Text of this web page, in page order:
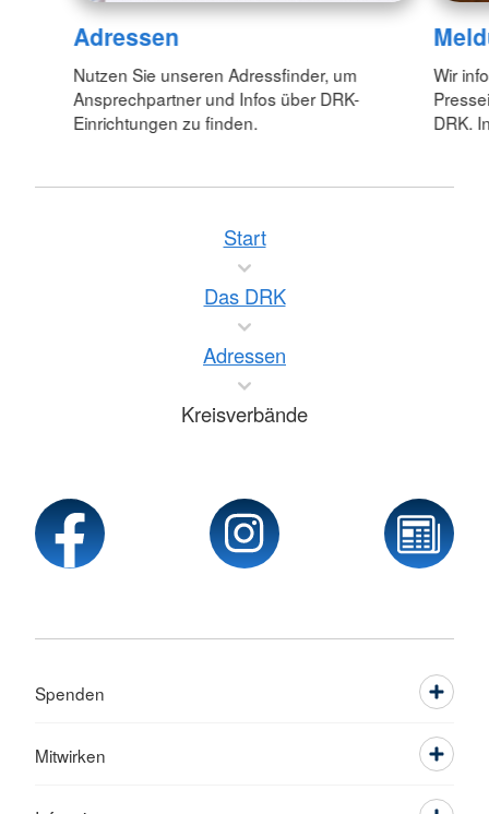
Adressen
Nutzen Sie unseren Adressfinder, um
Ansprechpartner und Infos über DRK-
Einrichtungen zu finden.
Wir
DRK.
Start
Das DRK
Adressen
Kreisverbände
Spenden
Mitwirken